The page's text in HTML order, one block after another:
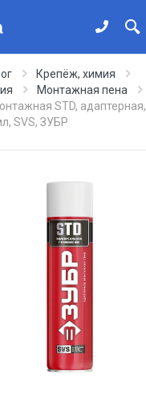
Крепёж, химия
Монтажная пена
STD, адаптерная,
SVS, ЗУБР